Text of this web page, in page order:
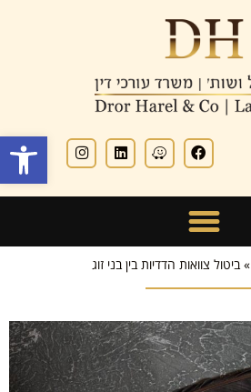
פתח
»ביטול צוואות הדדיות בין בני זוג